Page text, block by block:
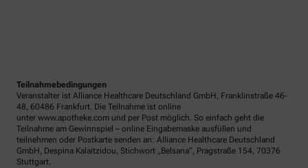
Teilnahmebedingungen
Veranstalter ist Alliance Healthcare Deutschland GmbH, Franklinstraße 46-
48, 60486 Frankfurt. Die Teilnahme ist online
unter www.apotheke.com und per Post möglich. So einfach geht die
Teilnahme am Gewinnspiel – online Eingabemaske ausfüllen und
teilnehmen oder Postkarte senden an: Alliance Healthcare Deutschland
GmbH, Despina Kalaitzidou, Stichwort „Belsana“, Pragstraße 154, 70376
Stuttgart.